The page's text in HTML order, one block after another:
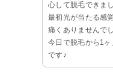
心して脱毛できまし
最初光が当たる感
痛くありませんでし
今日で脱毛から1
です♪